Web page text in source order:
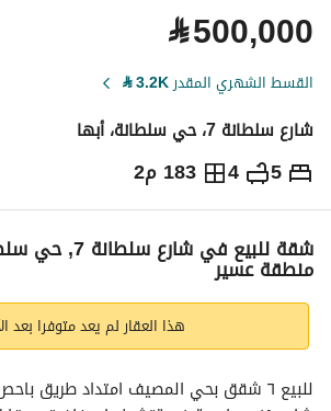
⃁500,000
القسط الشهري المقدر3.2K
⃁
شارع سلطانة 7، حي سلطانة، أبها
5
4 183 م2 ⃁
500,000
التفاصيل معلومات ترخيص الإعلان
شقة للبيع في
منطقة عسير
هذا العقار لم يعد متوفرا بعد